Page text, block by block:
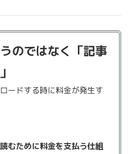
のではなく「記事
ードする時に料金が発生す
むために料金を支払う仕組